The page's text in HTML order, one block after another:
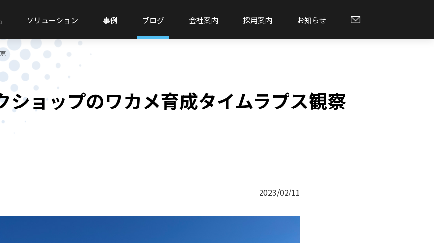
ソリューション 事例 ブログ 会社案内 採用案内 お知らせ
ショップのワカメ育成タイムラプス観察
2023/02/11